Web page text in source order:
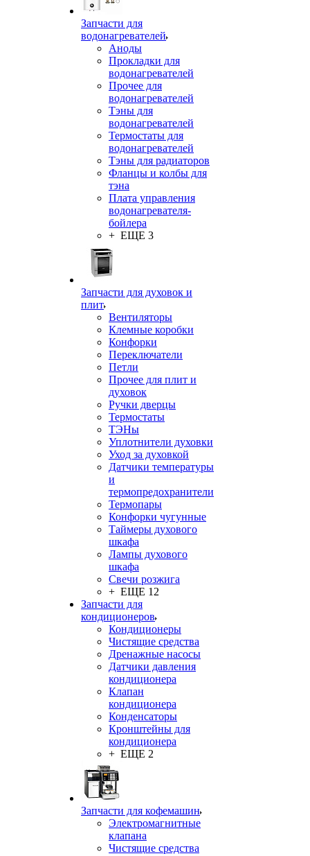
Запчасти для
водонагревателей
Аноды
Прокладки для
водонагревателей
Прочее для
водонагревателей
Тэны для
водонагревателей
Термостаты для
водонагревателей
Тэны для радиаторов
Фланцы и колбы для
тэна
Плата управления
водонагревателя-
бойлера
+ ЕЩЕ 3
Запчасти для духовок и
плит
Вентиляторы
Клемные коробки
Конфорки
Переключатели
Петли
Прочее для плит и
духовок
Ручки дверцы
Термостаты
ТЭНы
Уплотнители духовки
Уход за духовкой
Датчики температуры
и
термопредохранители
Термопары
Конфорки чугунные
Таймеры духового
шкафа
Лампы духового
шкафа
Свечи розжига
+ ЕЩЕ 12
Запчасти для
кондиционеров
Кондиционеры
Чистящие средства
Дренажные насосы
Датчики давления
кондиционера
Клапан
кондиционера
Конденсаторы
Кронштейны для
кондиционера
+ ЕЩЕ 2
Запчасти для кофемашин
Электромагнитные
клапана
Чистящие средства